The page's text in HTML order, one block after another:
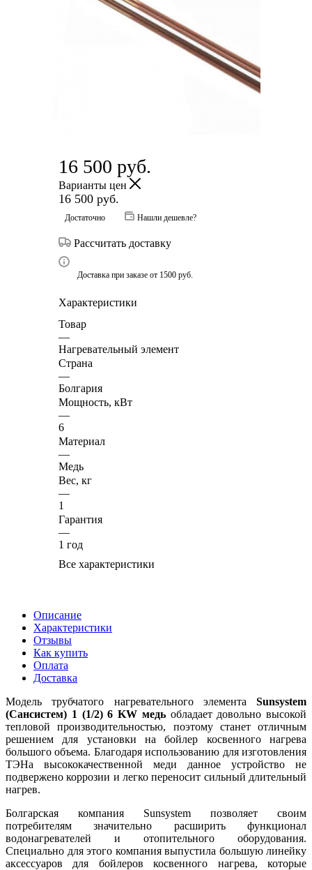
16 500 руб.
Варианты цен
16 500 руб.
Достаточно Нашли дешевле?
Рассчитать доставку
Доставка при заказе от 1500 руб.
Характеристики
Товар
—
Нагревательный элемент
Страна
—
Болгария
Мощность, кВт
—
6
Материал
—
Медь
Вес, кг
—
1
Гарантия
—
1 год
Все характеристики
Описание
Характеристики
Отзывы
Как купить
Оплата
Доставка
Модель трубчатого нагревательного элемента Sunsystem
(Сансистем) 1 (1/2) 6 KW медьобладает довольно высокой
тепловой производительностью, поэтому станет отличным
решением для установки на бойлер косвенного нагрева
большого объема. Благодаря использованию для изготовления
ТЭНа высококачественной меди данное устройство не
подвержено коррозии и легко переносит сильный длительный
нагрев.
Болгарская компания Sunsystem позволяет своим
потребителям значительно расширить функционал
водонагревателей и отопительного оборудования.
Специально для этого компания выпустила большую линейку
аксессуаров для бойлеров косвенного нагрева, которые